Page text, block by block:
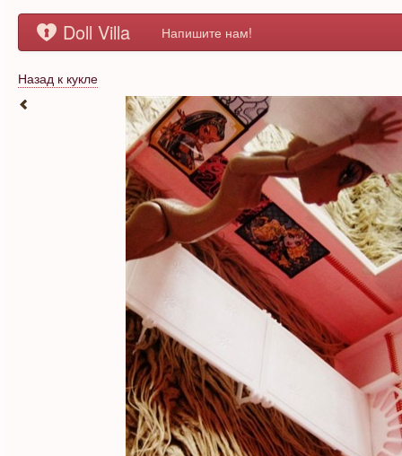
Doll Villa Напишите нам!
Назад к кукле